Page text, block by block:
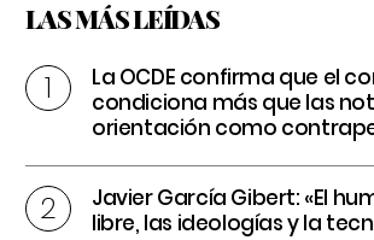
LAS MÁS LEÍDAS
La OCDE confirma que el
condiciona más que las
orientación como
Javier García Gibert: «El
libre, las ideologías y la